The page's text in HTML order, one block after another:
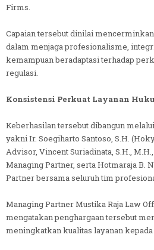
Firms.
Capaian tersebut dinilai
dalam menjaga profesionalisme,
kemampuan beradaptasi terhadap
regulasi.
Konsistensi Perkuat Layanan
Keberhasilan tersebut dibangun
yakni Ir. Soegiharto Santoso, S.H.
Advisor, Vincent Suriadinata, S.H.,
Managing Partner, serta Hotmaraja B.
Partner bersama seluruh tim
Managing Partner Mustika Raja Law
mengatakan penghargaan tersebut
meningkatkan kualitas layanan